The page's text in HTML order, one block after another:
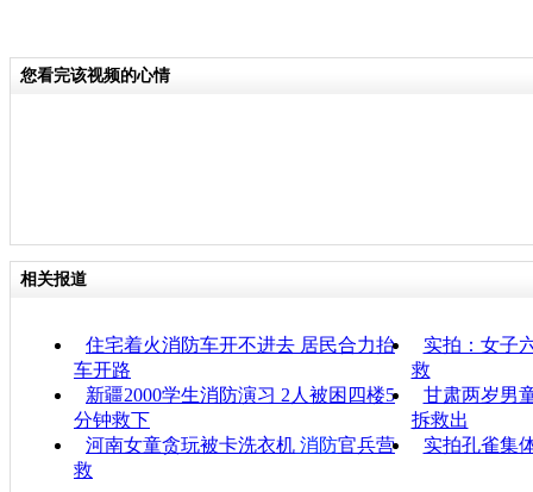
您看完该视频的心情
相关报道
住宅着火消防车开不进去 居民合力抬
车开路
实拍：女子
救
新疆2000学生消防演习 2人被困四楼5
分钟救下
甘肃两岁男
拆救出
河南女童贪玩被卡洗衣机 消防官兵营
救
实拍孔雀集